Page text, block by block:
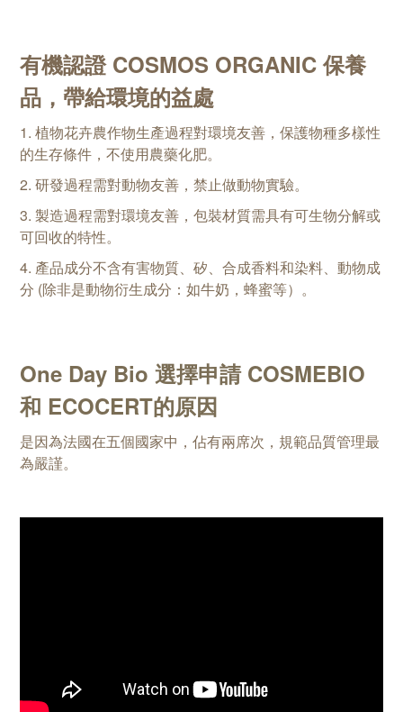
有機認證 COSMOS ORGANIC 保養
品，帶給環境的益處
1. 植物花卉農作物生產過程對環境友善，保護物種多樣性
的生存條件，不使用農藥化肥。
2. 研發過程需對動物友善，禁止做動物實驗。
3. 製造過程需對環境友善，包裝材質需具有可生物分解或
可回收的特性。
4. 產品成分不含有害物質、矽、合成香料和染料、動物成
分 (除非是動物衍生成分：如牛奶，蜂蜜等）。
One Day Bio 選擇申請 COSMEBIO
和 ECOCERT的原因
是因為法國在五個國家中，佔有兩席次，規範品質管理最
為嚴謹。